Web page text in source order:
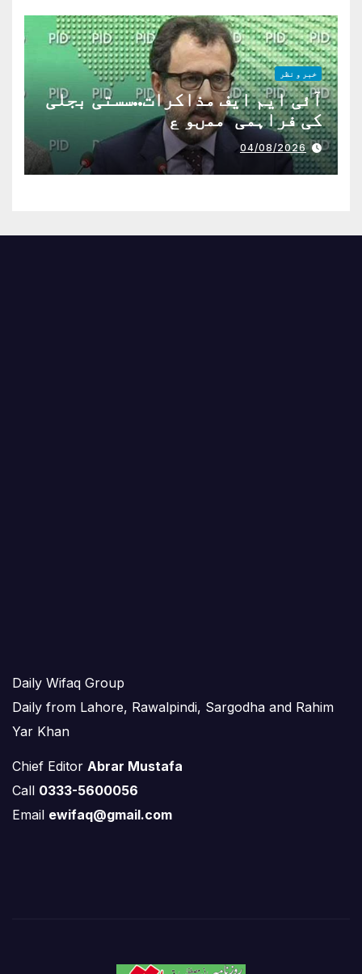
خبر و نظر
آئی ایم ایف مذاکرات..سستی بجلی
کی فراہمی ممںو ع
04/08/2026
Daily Wifaq Group
Daily from Lahore, Rawalpindi, Sargodha and Rahim
Yar Khan
Chief Editor Abrar Mustafa
Call 0333-5600056
Email ewifaq@gmail.com